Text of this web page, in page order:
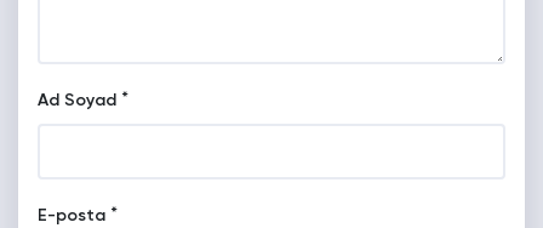
Ad Soyad *
E-posta *